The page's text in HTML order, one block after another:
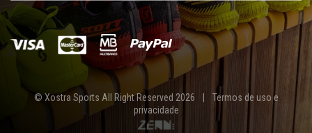
© Xostra Sports All Right Reserved 2026
Termos de uso e
privacidade